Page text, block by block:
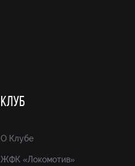
КЛУБ
О Клубе
ЖФК «Локомотив»